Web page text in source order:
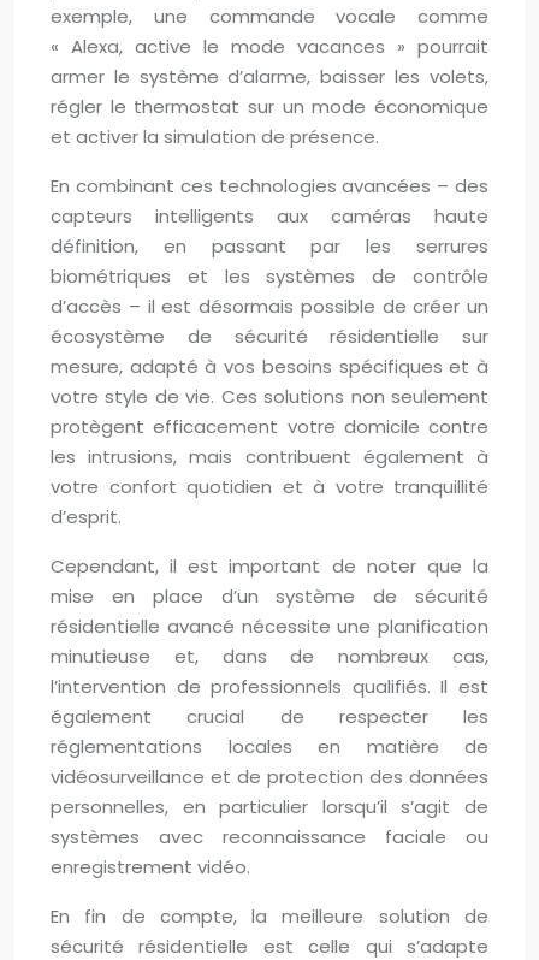
exemple, une commande vocale comme
« Alexa, active le mode vacances » pourrait
armer le système d’alarme, baisser les volets,
régler le thermostat sur un mode économique
et activer la simulation de présence.
En combinant ces technologies avancées – des
capteurs intelligents aux caméras haute
définition, en passant par les serrures
biométriques et les systèmes de contrôle
d’accès – il est désormais possible de créer un
écosystème de sécurité résidentielle sur
mesure, adapté à vos besoins spécifiques et à
votre style de vie. Ces solutions non seulement
protègent efficacement votre domicile contre
les intrusions, mais contribuent également à
votre confort quotidien et à votre tranquillité
d’esprit.
Cependant, il est important de noter que la
mise en place d’un système de sécurité
résidentielle avancé nécessite une planification
minutieuse et, dans de nombreux cas,
l’intervention de professionnels qualifiés. Il est
également crucial de respecter les
réglementations locales en matière de
vidéosurveillance et de protection des données
personnelles, en particulier lorsqu’il s’agit de
systèmes avec reconnaissance faciale ou
enregistrement vidéo.
En fin de compte, la meilleure solution de
sécurité résidentielle est celle qui s’adapte